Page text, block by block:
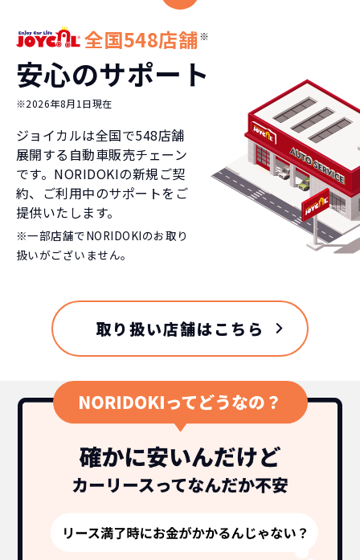
全国548店舗※
安心のサポート
※2026年8月1日現在
ジョイカルは全国で548店舗
展開する自動車販売チェーン
です。NORIDOKIの新規ご契
約、ご利用中のサポートをご
提供いたします。
※一部店舗でNORIDOKIのお取り
扱いがございません。
取り扱い店舗はこちら